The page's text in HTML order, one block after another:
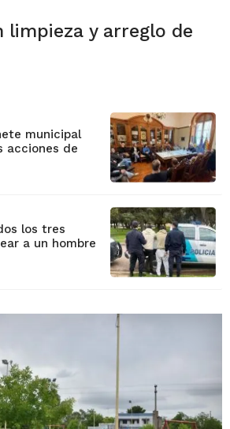
limpieza y arreglo de
municipal
acciones de
los tres
a un hombre